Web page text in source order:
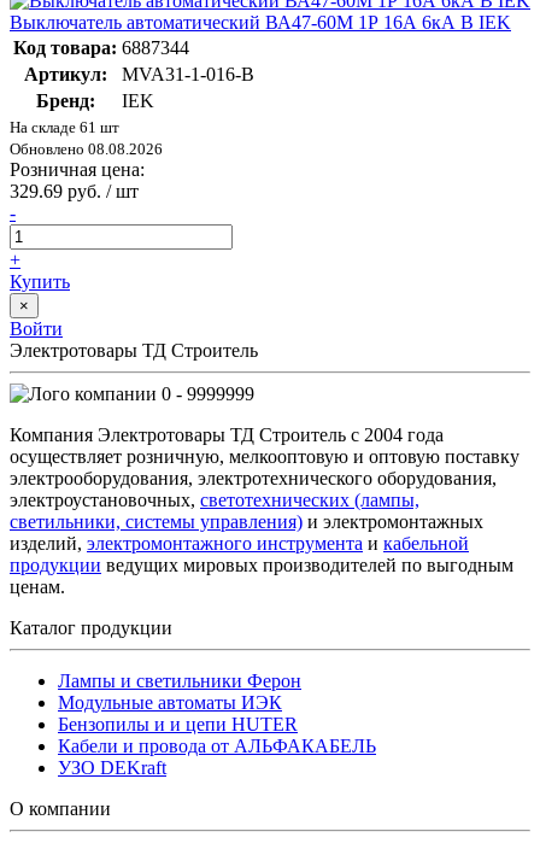
Выключатель автоматический ВА47-60M 1Р 16А 6кА B IEK
Код товара: 6887344
Артикул:
MVA31-1-016-B
Бренд:
IEK
На складе 61 шт
Обновлено 08.08.2026
Розничная цена:
329.69 руб. / шт
-
+
Купить
×
Войти
Электротовары ТД Строитель
0 - 9999999
Компания Электротовары ТД Строитель с 2004 года
осуществляет розничную, мелкооптовую и оптовую поставку
электрооборудования, электротехнического оборудования,
электроустановочных, светотехнических (лампы,
светильники, системы управления) и электромонтажных
изделий, электромонтажного инструмента и кабельной
продукции ведущих мировых производителей по выгодным
ценам.
Каталог продукции
Лампы и светильники Ферон
Модульные автоматы ИЭК
Бензопилы и и цепи HUTER
Кабели и провода от АЛЬФАКАБЕЛЬ
УЗО DEKraft
О компании